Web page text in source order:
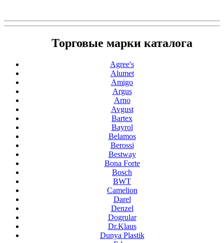
Торговые марки каталога
Agree's
Alumet
Amigo
Argus
Arno
Avgust
Bartex
Bayrol
Belamos
Berossi
Bestway
Bona Forte
Bosch
BWT
Camelion
Darel
Denzel
Dogrular
Dr.Klaus
Dunya Plastik